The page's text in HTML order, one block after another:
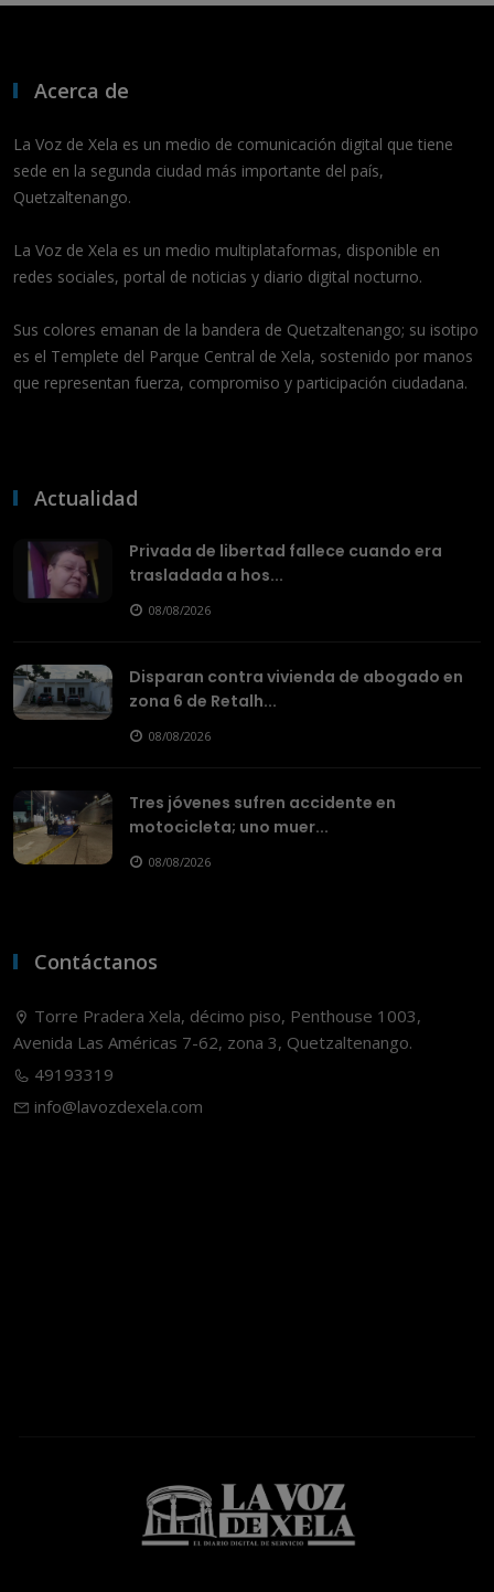
Acerca de
La Voz de Xela es un medio de comunicación digital que tiene
sede en la segunda ciudad más importante del país,
Quetzaltenango.
La Voz de Xela es un medio multiplataformas, disponible en
redes sociales, portal de noticias y diario digital nocturno.
Sus colores emanan de la bandera de Quetzaltenango; su isotipo
es el Templete del Parque Central de Xela, sostenido por manos
que representan fuerza, compromiso y participación ciudadana.
Actualidad
Privada de libertad fallece cuando era
trasladada a hos...
08/08/2026
Disparan contra vivienda de abogado en
zona 6 de Retalh...
08/08/2026
Tres jóvenes sufren accidente en
motocicleta; uno muer...
08/08/2026
Contáctanos
Torre Pradera Xela, décimo piso, Penthouse 1003,
Avenida Las Américas 7-62, zona 3, Quetzaltenango.
49193319
info@lavozdexela.com